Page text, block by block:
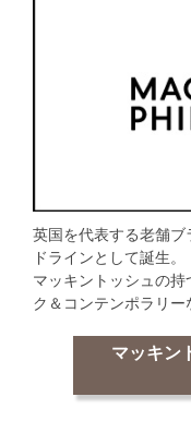
英国を代表する老舗
ドラインとして誕生。
マッキントッシュの
ク＆コンテンポラリー
マッキン